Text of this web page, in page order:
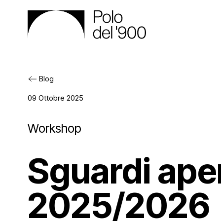
Gli
Gli
Attività
Blog
09 Ottobre 2025
Workshop
Sguardi
2025/2026